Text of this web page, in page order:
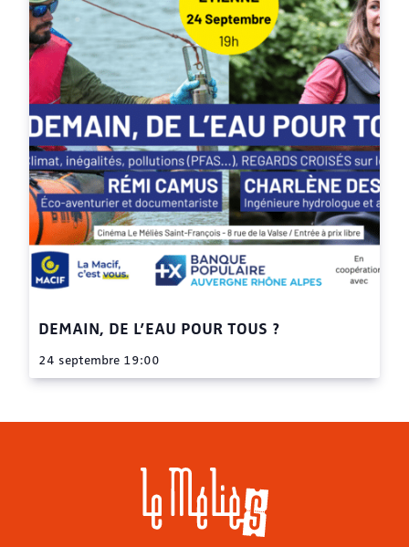
DEMAIN, DE L’EAU POUR TOUS ?
24 septembre 19:00